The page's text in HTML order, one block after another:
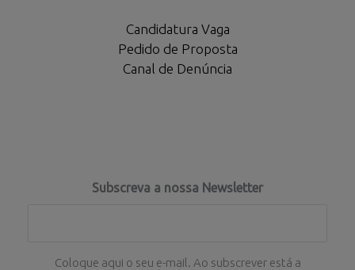
Candidatura Vaga
Pedido de Proposta
Canal de Denúncia
Subscreva a nossa Newsletter
Coloque aqui o seu e-mail. Ao subscrever está a